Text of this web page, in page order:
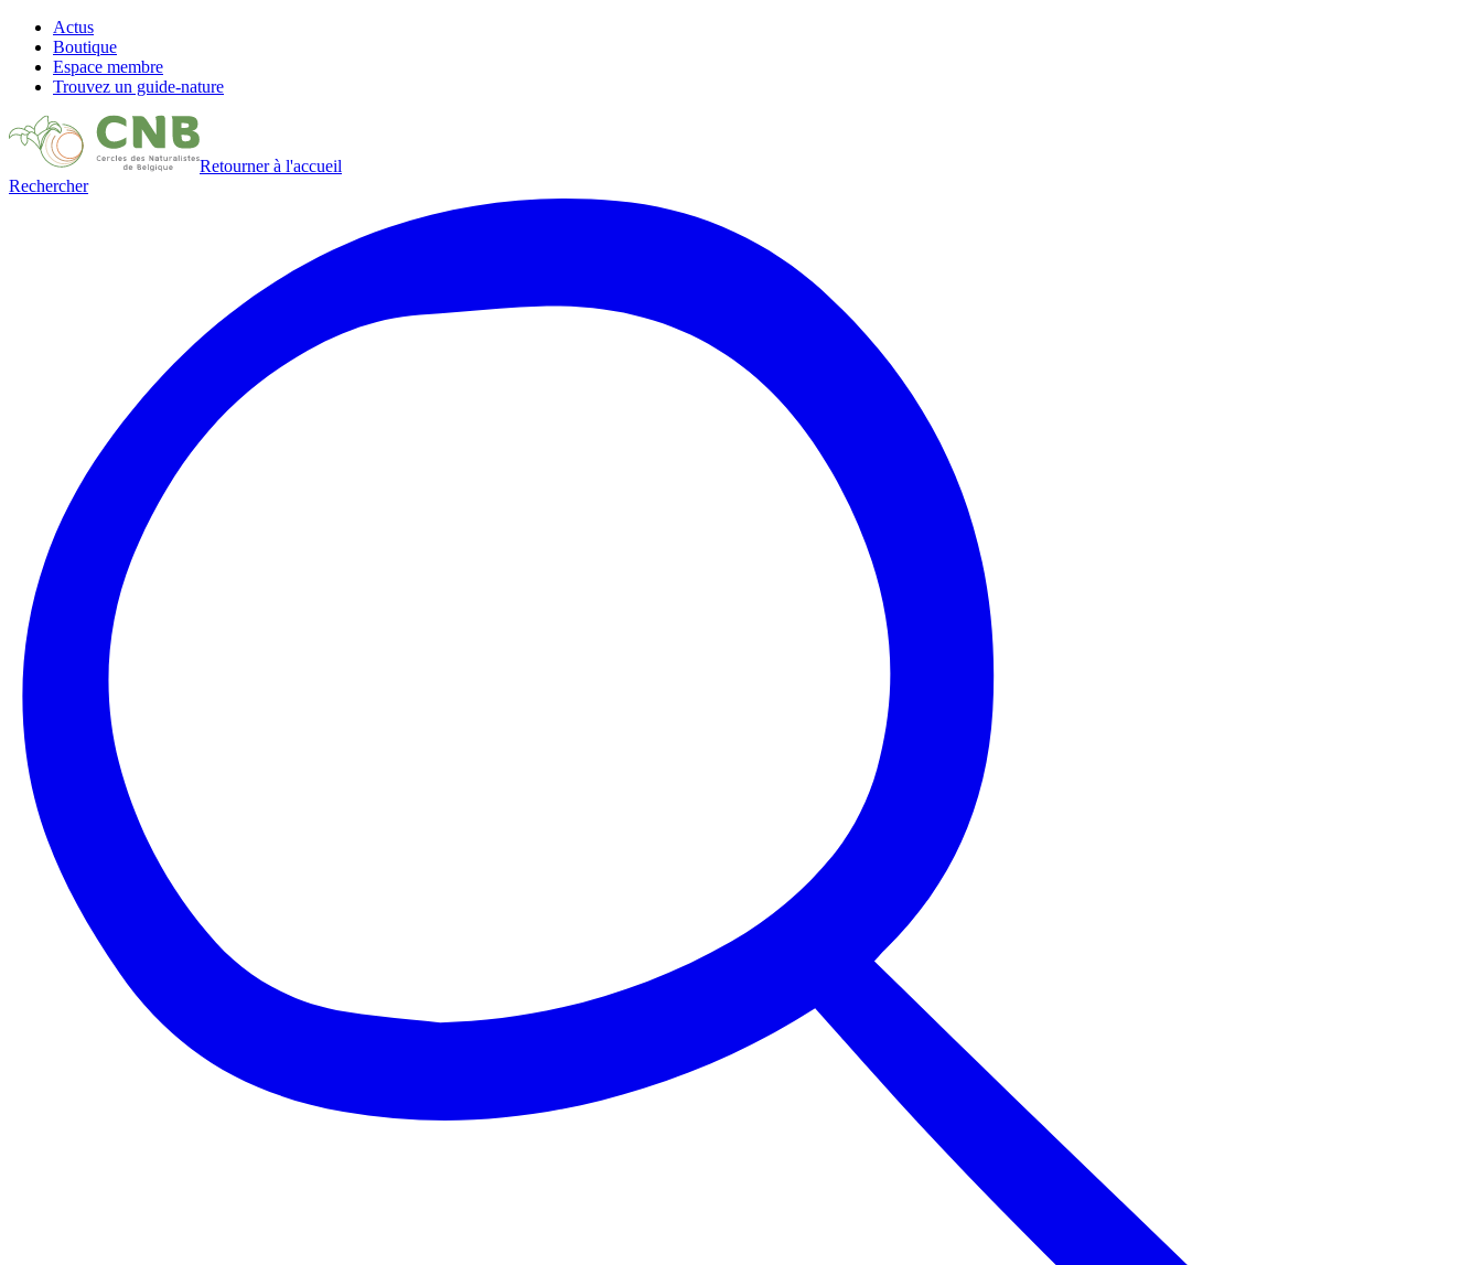
Actus
Boutique
Espace membre
Trouvez un guide-nature
Retourner à l'accueil
Rechercher